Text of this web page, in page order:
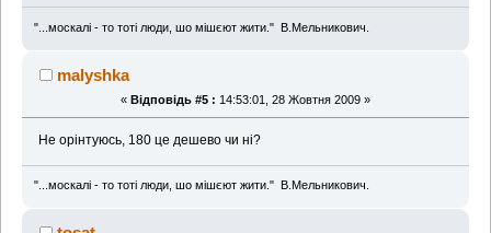
"...москалі - то тоті люди, шо мішєют жити." В.Мельникович.
malyshka
« Відповідь #5 : 14:53:01, 28 Жовтня 2009 »
Не орінтуюсь, 180 це дешево чи ні?
"...москалі - то тоті люди, шо мішєют жити." В.Мельникович.